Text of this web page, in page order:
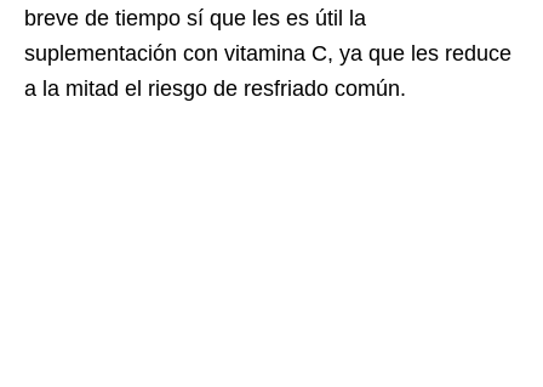
breve de tiempo sí que les es útil la
suplementación con vitamina C, ya que les reduce
a la mitad el riesgo de resfriado común.